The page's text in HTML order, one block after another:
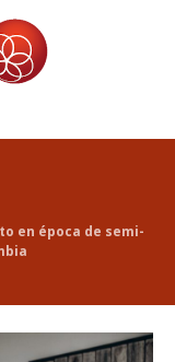
en época de semi-